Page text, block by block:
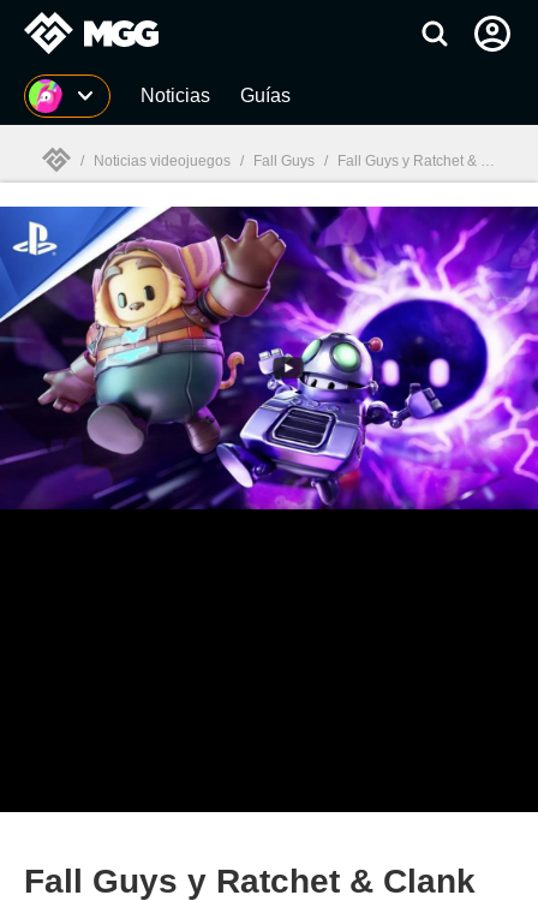
MGG Noticias Guías
MGG
/ Noticias videojuegos / Fall Guys / Fall Guys y Ratchet & Clank se unen para un evento limitado con una skins que te enamorarán
Fall Guys y Ratchet & Clank